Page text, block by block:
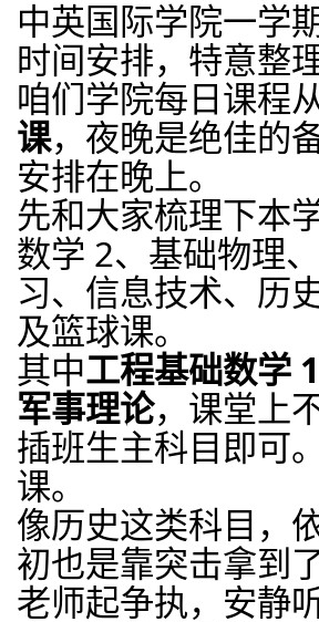
中英国际学院一学
时间安排，特意整
咱们学院每日课程
课，夜晚是绝佳的
安排在晚上。
先和大家梳理下本
数学 2、基础物理
习、信息技术、历
及篮球课。
其中工程基础数学
军事理论，课堂上
插班生主科目即可
课。
像历史这类科目，
初也是靠突击拿到
老师起争执，安静